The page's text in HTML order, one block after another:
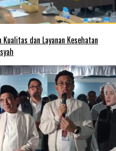
dan Layanan Kesehatan